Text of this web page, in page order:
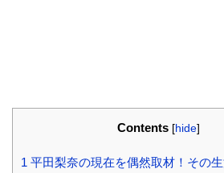
Contents [hide]
1 平田梨奈の現在を偶然取材！その